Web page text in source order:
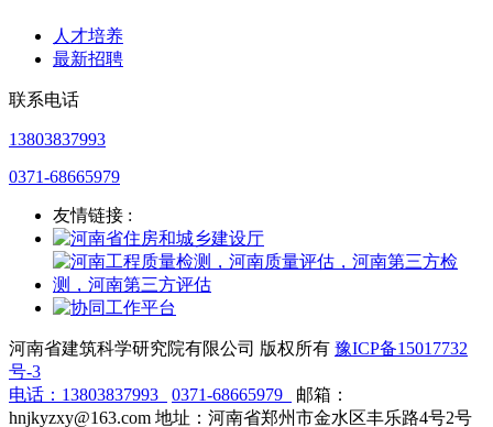
人才培养
最新招聘
联系电话
13803837993
0371-68665979
友情链接 :
河南省建筑科学研究院有限公司 版权所有 豫ICP备15017732
号-3
电话： 13803837993 0371-68665979
邮箱：
hnjkyzxy@163.com 地址：河南省郑州市金水区丰乐路4号2号